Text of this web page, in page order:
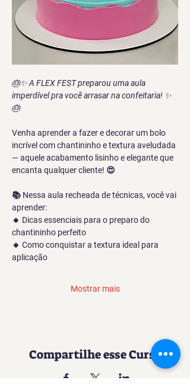
🎂✨ A FLEX FEST preparou uma aula
imperdível pra você arrasar na confeitaria! ✨
🎂
Venha aprender a fazer e decorar um bolo
incrível com chantininho e textura aveludada
— aquele acabamento lisinho e elegante que
encanta qualquer cliente! 😍
📚 Nessa aula recheada de técnicas, você vai
aprender:
🔸 Dicas essenciais para o preparo do
chantininho perfeito
🔸 Como conquistar a textura ideal para
aplicação
Mostrar mais
Compartilhe esse Curso